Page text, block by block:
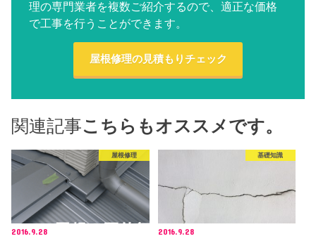
理の専門業者を複数ご紹介するので、適正な価格
で工事を行うことができます。
屋根修理の見積もりチェック
関連記事こちらもオススメです。
屋根修理
2016.9.28
基礎知識
2016.9.28